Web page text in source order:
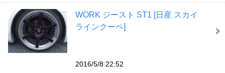
WORK ジースト ST1 [日産 スカイ
ラインクーペ]
2016/5/8 22:52